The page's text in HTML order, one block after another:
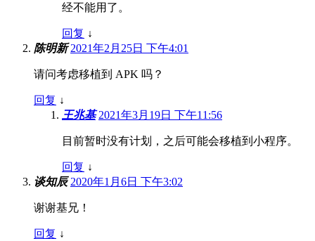
经不能用了。
回复 ↓
陈明新 2021年2月25日 下午4:01
请问考虑移植到 APK 吗？
回复 ↓
王兆基 2021年3月19日 下午11:56
目前暂时没有计划，之后可能会移植到小程序。
回复 ↓
谈知辰 2020年1月6日 下午3:02
谢谢基兄！
回复 ↓